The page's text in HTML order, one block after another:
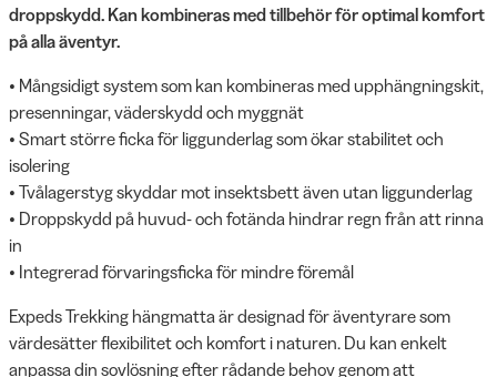
droppskydd. Kan kombineras med tillbehör för optimal komfort
på alla äventyr.
• Mångsidigt system som kan kombineras med upphängningskit,
presenningar, väderskydd och myggnät
• Smart större ficka för liggunderlag som ökar stabilitet och
isolering
• Tvålagerstyg skyddar mot insektsbett även utan liggunderlag
• Droppskydd på huvud- och fotända hindrar regn från att rinna
in
• Integrerad förvaringsficka för mindre föremål
Expeds Trekking hängmatta är designad för äventyrare som
värdesätter flexibilitet och komfort i naturen. Du kan enkelt
anpassa din sovlösning efter rådande behov genom att